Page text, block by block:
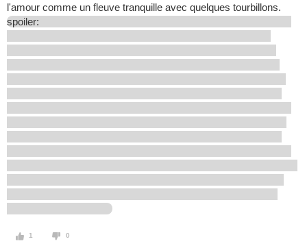
l'amour comme un fleuve tranquille avec quelques tourbillons.
spoiler:
1 0